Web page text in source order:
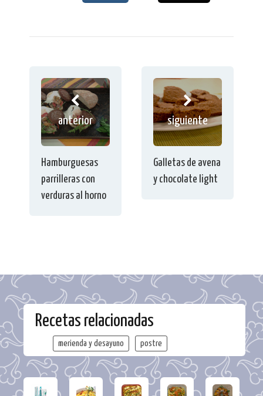
anterior
Hamburguesas
parrilleras con
verduras al horno
siguiente
Galletas de avena
y chocolate light
Recetas relacionadas
merienda y desayuno postre